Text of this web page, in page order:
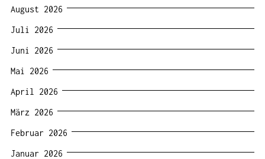
August 2026
Juli 2026
Juni 2026
Mai 2026
April 2026
März 2026
Februar 2026
Januar 2026